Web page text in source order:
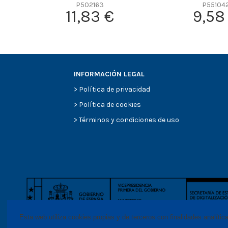
Efficiency Beta 2
Efficiency Beta 200
Media type
Primary application
P502163
11,83 €
INFORMACIÓN LEGAL
> Política de privacidad
> Política de cookies
>Términos y condiciones de uso
Esta web utiliza cookies propias y de terceros con finalidades